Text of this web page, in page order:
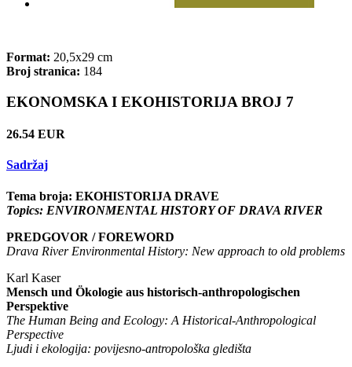
Format: 20,5x29 cm
Broj stranica: 184
EKONOMSKA I EKOHISTORIJA BROJ 7
26.54 EUR
Sadržaj
Tema broja: EKOHISTORIJA DRAVE
Topics: ENVIRONMENTAL HISTORY OF DRAVA RIVER
PREDGOVOR / FOREWORD
Drava River Environmental History: New approach to old problems
Karl Kaser
Mensch und Ökologie aus historisch-anthropologischen
Perspektive
The Human Being and Ecology: A Historical-Anthropological
Perspective
Ljudi i ekologija: povijesno-antropološka gledišta